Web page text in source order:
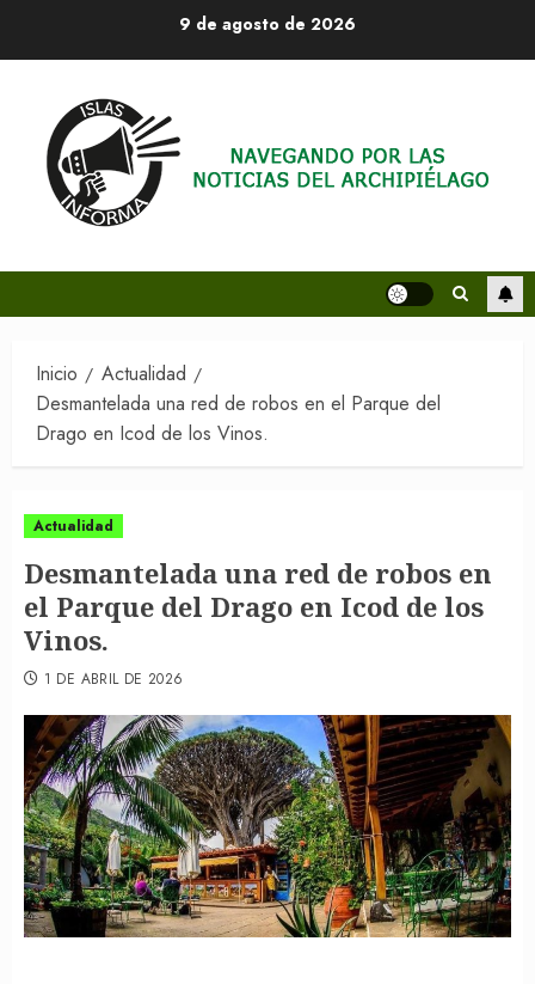
9 de agosto de 2026
Inicio
Actualidad
Desmantelada una red de robos en el Parque del
Drago en Icod de los Vinos.
Actualidad
Desmantelada una red de robos en
el Parque del Drago en Icod de los
Vinos.
1 DE ABRIL DE 2026